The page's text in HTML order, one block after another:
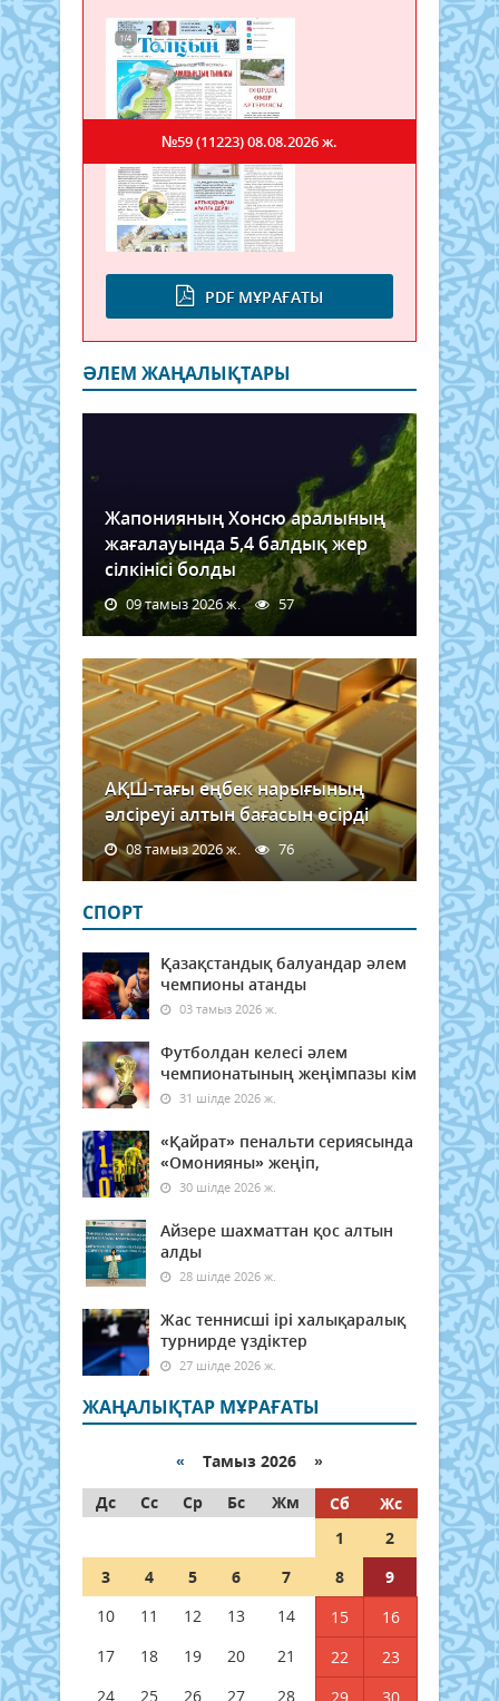
PDF МҰРАҒАТЫ
№59 (11223)08.08.2026 ж.
ӘЛЕМ ЖАҢАЛЫҚТАРЫ
Жапонияның Хонсю аралының
жағалауында 5,4 балдық жер
сілкінісі болды
09 тамыз 2026 ж. 57
АҚШ-тағы еңбек нарығының
әлсіреуі алтын бағасын өсірді
08 тамыз 2026 ж. 76
СПОРТ
Қазақстандық балуандар әлем
чемпионы атанды
03 тамыз 2026 ж.
Футболдан келесі әлем
чемпионатының жеңімпазы кім
31 шілде 2026 ж.
«Қайрат» пенальти сериясында
«Омонияны» жеңіп,
30 шілде 2026 ж.
Айзере шахматтан қос алтын
алды
28 шілде 2026 ж.
Жас теннисші ірі халықаралық
турнирде үздіктер
27 шілде 2026 ж.
ЖАҢАЛЫҚТАР МҰРАҒАТЫ
« Тамыз 2026 »
Дс
Сс Ср Бс Жм Сб
Жс
1
2
3
4 5 6 7 8
9
10
11 12 13 14 15
16
17
18 19 20 21 22
23
24
25 26 27 28